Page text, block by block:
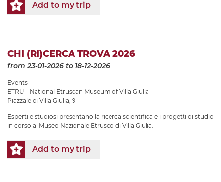
Add to my trip
CHI (RI)CERCA TROVA 2026
from 23-01-2026 to 18-12-2026
Events
ETRU - National Etruscan Museum of Villa Giulia
Piazzale di Villa Giulia, 9
Esperti e studiosi presentano la ricerca scientifica e i progetti di studio
in corso al Museo Nazionale Etrusco di Villa Giulia.
Add to my trip